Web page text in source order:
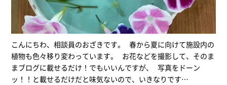
こんにちわ、相談員のおざきです。 春から夏に向けて施設内の
植物も色々移り変わっています。 お花などを撮影して、そのま
まブログに載せるだけ！でもいいんですが、 写真をドーン
ッ！！と載せるだけだと味気ないので、いきなりです…